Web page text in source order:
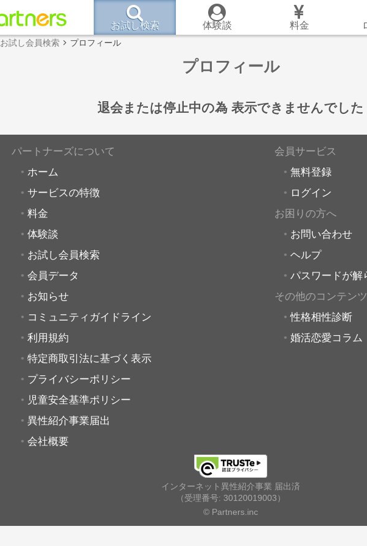
お試し検索 体験談 料金
お試し会員検索 プロフィール
プロフィール
退会または停止中の為 表示できませんでした
パートナーズについて
ホーム
サービスの特徴
料金
体験談
お試し会員検索
会員データ
お知らせ
コミュニティガイドライン
利用規約
特定商取引法に基づく表示
プライバシーポリシー
児童安全基準ポリシー
異性紹介事業届出
会社概要
会員サービス
無料登録
ログイン
お困りの方へ
お問い合わせ
ヘルプ
パスワードが解
その他のコンテンツ
性格相性診断
婚活恋愛コラム
インターネット異性紹介事業 届出済
（受理番号: 30120019003）
© Partners.inc